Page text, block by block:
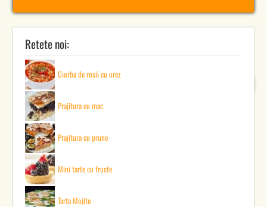
Retete noi:
Ciorba de rosii cu orez
Prajitura cu mac
Prajitura cu prune
Mini tarte cu fructe
Tarta Mojito